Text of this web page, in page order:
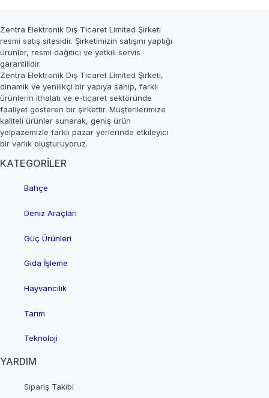
Zentra Elektronik Dış Ticaret Limited Şirketi
resmi satış sitesidir. Şirketimizin satışını yaptığı
ürünler, resmi dağıtıcı ve yetkili servis
garantilidir.
Zentra Elektronik Dış Ticaret Limited Şirketi,
dinamik ve yenilikçi bir yapıya sahip, farklı
ürünlerin ithalatı ve e-ticaret sektöründe
faaliyet gösteren bir şirkettir. Müşterilerimize
kaliteli ürünler sunarak, geniş ürün
yelpazemizle farklı pazar yerlerinde etkileyici
bir varlık oluşturuyoruz.
KATEGORİLER
Bahçe
Deniz Araçları
Güç Ürünleri
Gıda İşleme
Hayvancılık
Tarım
Teknoloji
YARDIM
Sipariş Takibi